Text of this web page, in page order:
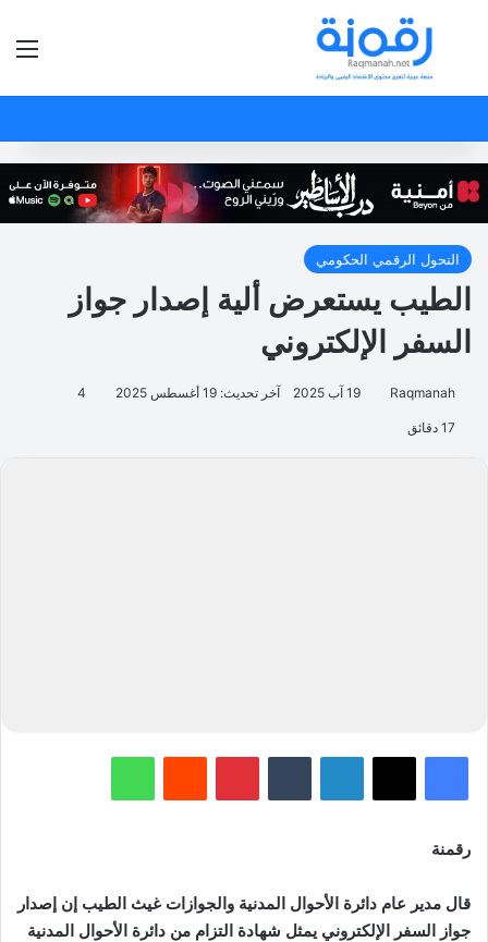
بحث عن
التحول الرقمي الحكومي
الطيب يستعرض ألية إصدار جواز
السفر الإلكتروني
Raqmanah 19 آب 2025 آخر تحديث: 19 أغسطس 2025 4
فيسبوك لينكدإن بينتيريست
رقمنة
قال مدير عام دائرة الأحوال المدنية والجوازات غيث الطيب إن إصدار
جواز السفر الإلكتروني يمثل شهادة التزام من دائرة الأحوال المدنية